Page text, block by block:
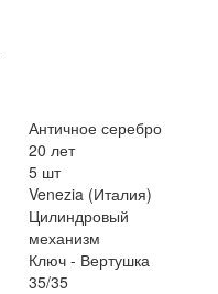
Античное серебро
20 лет
5 шт
Venezia (Италия)
Цилиндровый
механизм
Ключ - Вертушка
35/35